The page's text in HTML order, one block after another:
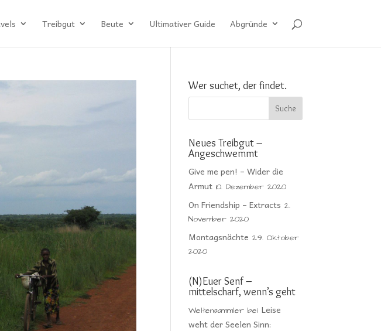
Treibgut Beute Ultimativer Guide Abgründe
Wer suchet, der findet.
Neues Treibgut –
Angeschwemmt
Give me pen! – Wider die
Armut 10. Dezember 2020
On Friendship – Extracts 2.
November 2020
Montagsnächte 29. Oktober
2020
(N)Euer Senf –
mittelscharf, wenn’s geht
Weltensammler beiLeise
weht der Seelen Sinn: